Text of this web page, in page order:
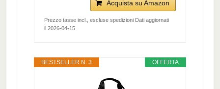
Acquista su Amazon
Prezzo tasse incl., escluse spedizioni Dati aggiornati
il 2026-04-15
OFFERTA
BESTSELLER N. 3